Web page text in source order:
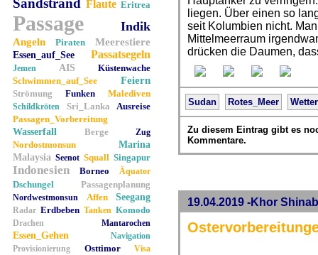
Sandstrand Flaute Eritrea
Passage Indik
Angeln Piraten Meerestiere
Essen_auf_See Passatsegeln
Jemen AIS
Küstenwache
Schwimmen_auf_See
Feiern
Strömung Funken Malediven
Schildkröten Sri_Lanka
Ausreise
Passagen_Vorbereitung
Wasserfall
Berge Zug
Nordostmonsun
Marina
Malaysia Seenot Squall Singapur
Indonesien Borneo Äquator
Dschungel Passagenplanung
Nordwestmonsun Affen Seegang
Radar Erdbeben Tanken Komodo
Drachen Mantarochen
Essen_Gehen
Navigation
Provisionierung
Osttimor Visa
liegen. Über einen so
seit Kolumbien nicht.
Mittelmeerraum
drücken die Daumen,
Sudan Rotes_Meer Wetter
Zu diesem Eintrag gibt es
Kommentare.
19.04.2019 -Khor